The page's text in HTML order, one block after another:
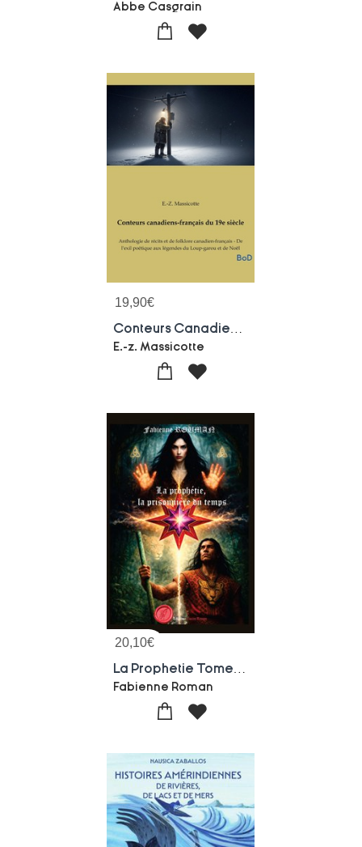
Abbe Casgrain
19,90€
E.-z. Massicotte
20,10€
Fabienne Roman